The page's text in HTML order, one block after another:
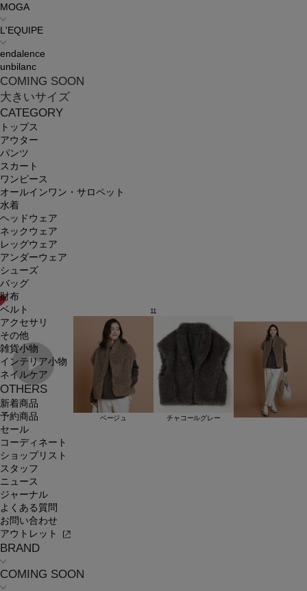
MOGA
L'EQUIPE
endalence
unbilanc
COMING SOON
大きいサイズ
CATEGORY
トップス
アウター
パンツ
スカート
ワンピース
オールインワン・サロペット
水着
ヘッドウェア
ネックウェア
レッグウェア
アンダーウェア
シューズ
バッグ
財布
ベルト
アクセサリ
その他
雑貨小物
インテリア小物
ネイルケア
OTHERS
新着商品
予約商品
セール
コーディネート
ショップリスト
スタッフ
ニュース
ジャーナル
よくある質問
お問い合わせ
アウトレット
BRAND
COMING SOON
11
ベージュ チャコールグレー